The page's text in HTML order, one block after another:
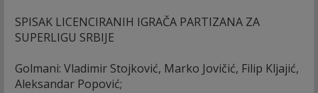
SPISAK LICENCIRANIH IGRAČA PARTIZANA ZA
SUPERLIGU SRBIJE
Golmani: Vladimir Stojković, Marko Jovičić, Filip Kljajić,
Aleksandar Popović;